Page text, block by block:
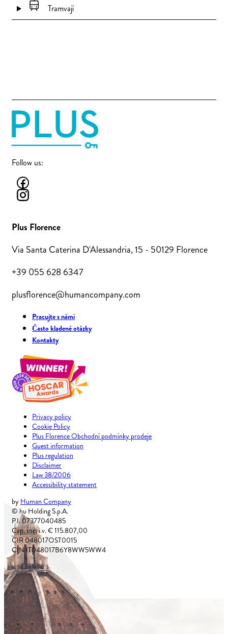
Tramvají
Follow us:
Plus Florence
Via Santa Caterina D'Alessandria, 15 - 50129 Florence
+39 055 628 6347
plusflorence@humancompany.com
Pracujte s námi
Často kladené otázky
Kontakty
Privacy policy
Cookie Policy
Plus Florence Obchodní podmínky prodeje
Guest information
Plus regulation
Disclaimer
Law 38/2006
Accessibility statement
by Human Company
© hu Holding S.p.A.
P.I. 07377040485
Cap. soc. i.v. € 115.807,00
CIR 048017OST0015
CIN IT048017B6Y8WW5WW4